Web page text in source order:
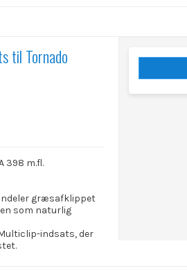
til Tornado
398 m.fl.
græsafklippet
som naturlig
indsats, der